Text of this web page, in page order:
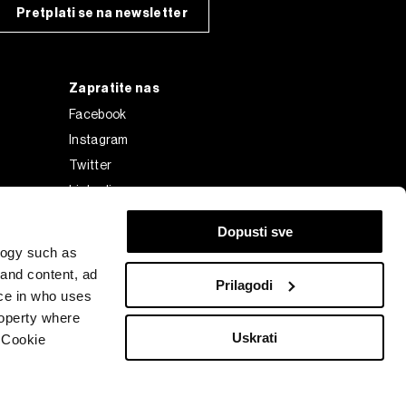
such as
content, ad
in who uses
where
Dopusti sve
Prilagodi
Uskrati
Pretplati se na newsletter
Zapratite nas
Facebook
Instagram
Twitter
Linkedin